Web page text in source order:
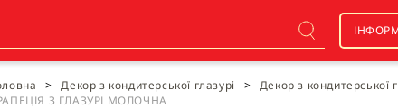
> Декор з кондитерської глазурі > Декор з кондитерської
З ГЛАЗУРІ МОЛОЧНА